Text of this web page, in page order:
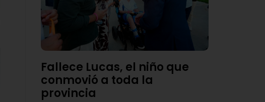
Fallece Lucas, el niño que
conmovió a toda la
provincia